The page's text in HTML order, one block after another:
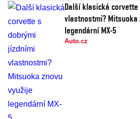
Další klasická
vlastnostmi? Mitsuoka
legendární MX-5
Auto.cz